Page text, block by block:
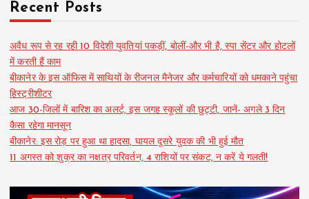
Recent Posts
अवैध रूप से रह रही 10 विदेशी युवतियां पकड़ीं, बोलीं-और भी है, स्पा सेंटर और होटलों
में करती हैं काम
बीकानेर के इस ऑफिस में साथियों के रीजनल मैनेजर और कर्मचारियों को धमकाने पहुंचा
हिस्ट्रीशीटर
आज 30-जिलों में बारिश का अलर्ट, इस जगह स्कूलों की छुट्टी, जानें- अगले 3 दिन
कैसा रहेगा मानसून
बीकानेर: इस रोड़ पर हुआ था हादसा, घायल दूसरे युवक की भी हुई मौत
11 अगस्त को शुक्र का नक्षत्र परिवर्तन, 4 राशियों पर संकट, न करें ये गलती!